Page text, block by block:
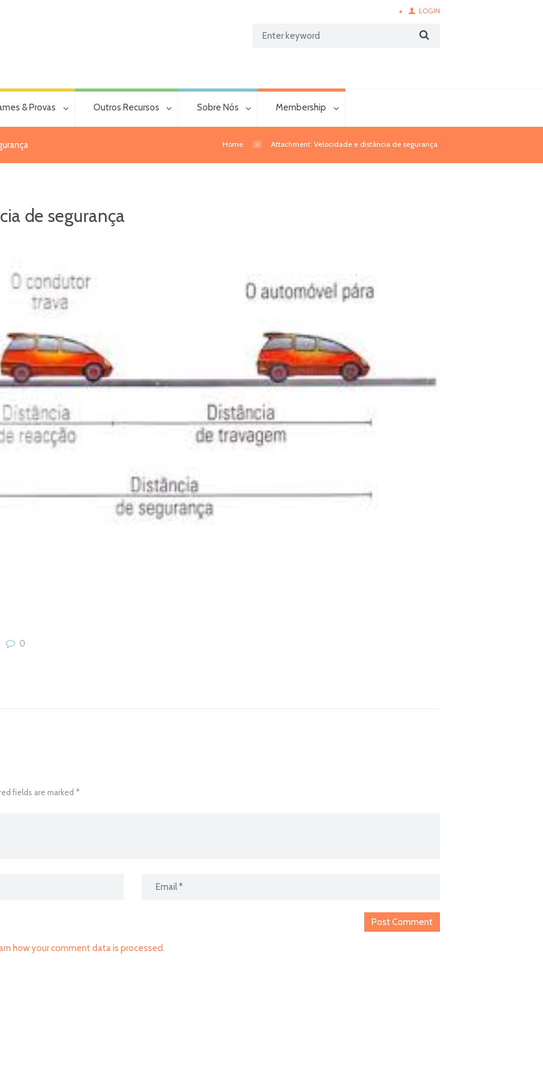
LOGIN
& Provas Outros Recursos Sobre Nós Membership
Home Attachment: Velocidade e distância de segurança
de segurança
0
fields are marked *
how your comment data is processed.